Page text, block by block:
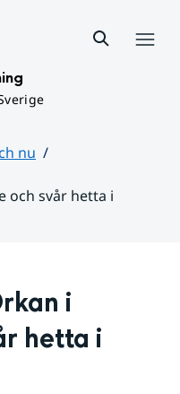
nu
och svår hetta i
i
hetta i